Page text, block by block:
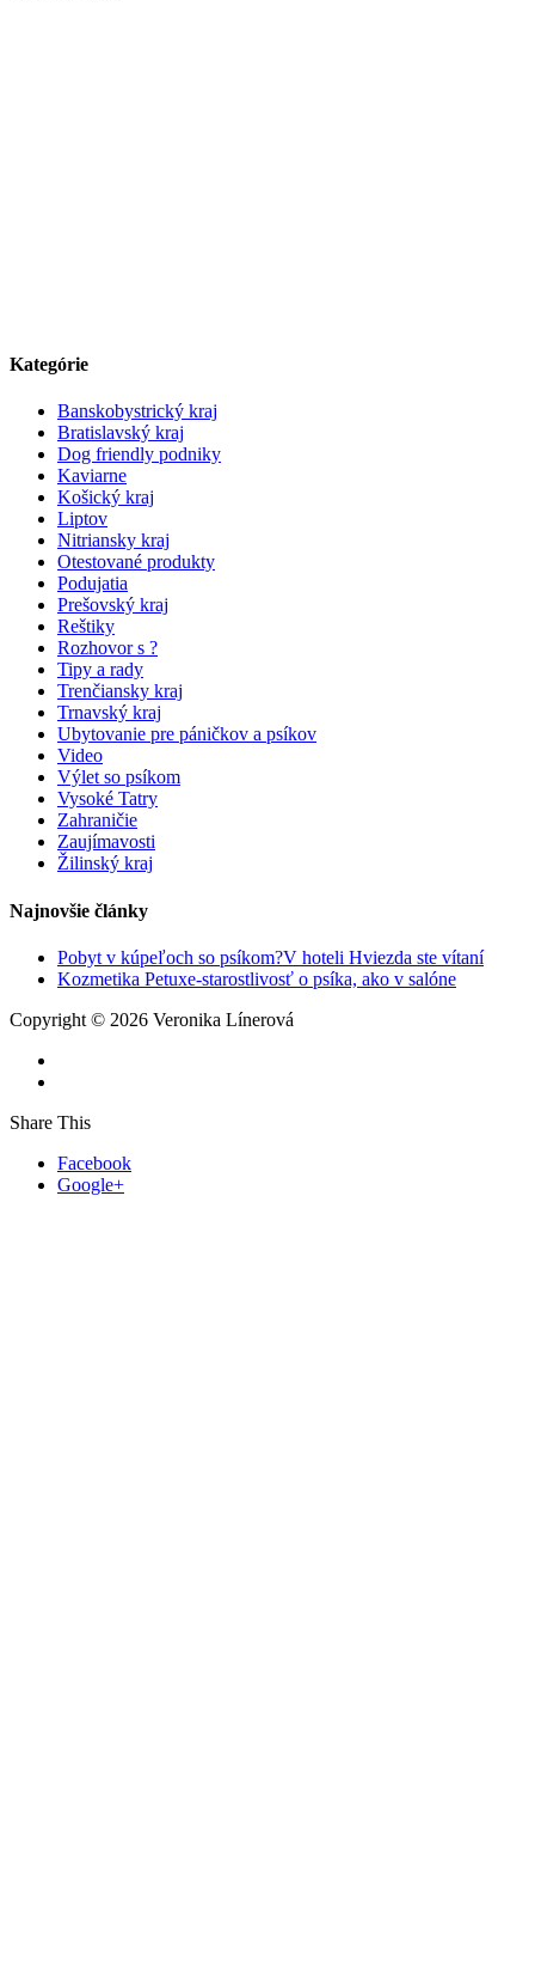
Kategórie
Banskobystrický kraj
Bratislavský kraj
Dog friendly podniky
Kaviarne
Košický kraj
Liptov
Nitriansky kraj
Otestované produkty
Podujatia
Prešovský kraj
Reštiky
Rozhovor s ?
Tipy a rady
Trenčiansky kraj
Trnavský kraj
Ubytovanie pre páničkov a psíkov
Video
Výlet so psíkom
Vysoké Tatry
Zahraničie
Zaujímavosti
Žilinský kraj
Najnovšie články
Pobyt v kúpeľoch so psíkom?V hoteli Hviezda ste vítaní
Kozmetika Petuxe-starostlivosť o psíka, ako v salóne
Copyright © 2026 Veronika Línerová
Share This
Facebook
Google+